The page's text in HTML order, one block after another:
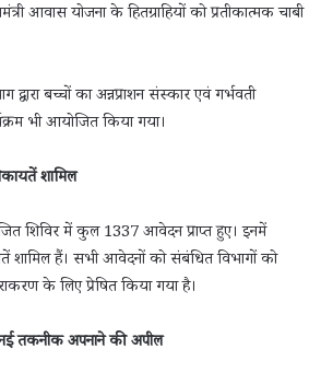
आवास योजना के हितग्राहियों को प्रतीकात्मक चाबी
बच्चों का अन्नप्राशन संस्कार एवं गर्भवती
भी आयोजित किया गया।
शामिल
शिविर में कुल 1337 आवेदन प्राप्त हुए। इनमें
हैं। सभी आवेदनों को संबंधित विभागों को
के लिए प्रेषित किया गया है।
तकनीक अपनाने की अपील